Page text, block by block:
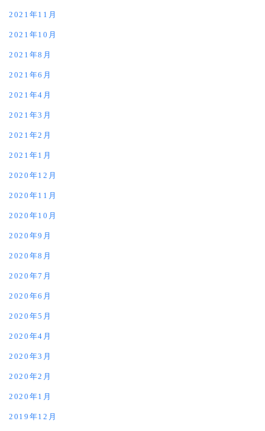
2021年11月
2021年10月
2021年8月
2021年6月
2021年4月
2021年3月
2021年2月
2021年1月
2020年12月
2020年11月
2020年10月
2020年9月
2020年8月
2020年7月
2020年6月
2020年5月
2020年4月
2020年3月
2020年2月
2020年1月
2019年12月